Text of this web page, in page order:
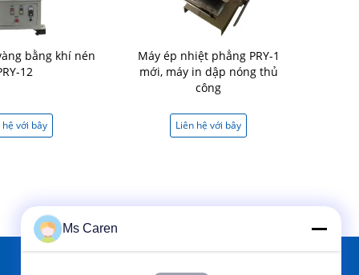
bằng khí nén
12
hệ với bây
Máy ép nhiệt phẳng PRY-1
mới, máy in dập nóng thủ
công
Liên hệ với bây
Ms Caren